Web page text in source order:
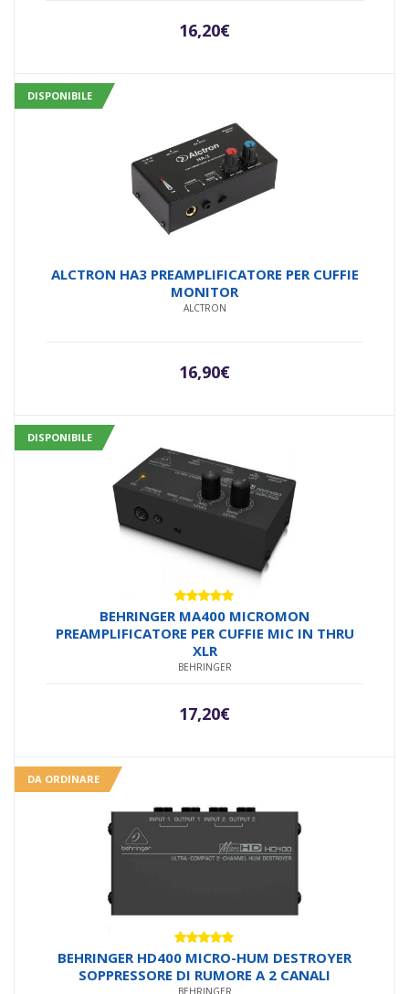
16,20€
DISPONIBILE
ALCTRON HA3 PREAMPLIFICATORE PER CUFFIE
MONITOR
ALCTRON
16,90€
DISPONIBILE
Valutato
5.00su 5
BEHRINGER MA400 MICROMON
PREAMPLIFICATORE PER CUFFIE MIC IN THRU
XLR
BEHRINGER
17,20€
DA ORDINARE
Valutato
5.00su 5
BEHRINGER HD400 MICRO-HUM DESTROYER
SOPPRESSORE DI RUMORE A 2 CANALI
BEHRINGER